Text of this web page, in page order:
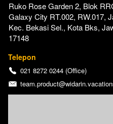
Ruko Rose Garden 2, Blok
Galaxy City RT.002, RW.017,
Kec. Bekasi Sel., Kota Bks,
17148
Telepon
021 8272 0244 (Office)